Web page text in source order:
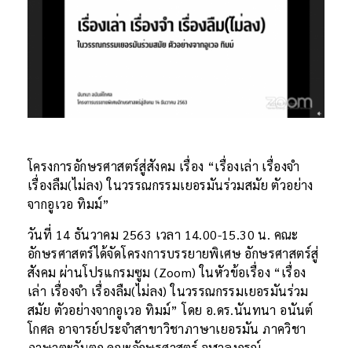
โครงการอักษรศาสตร์สู่สังคม เรื่อง “เรื่องเล่า เรื่องจำ
เรื่องลืม(ไม่ลง) ในวรรณกรรมเยอรมันร่วมสมัย ตัวอย่าง
จากอูเวอ ทิมม์”
วันที่ 14 ธันวาคม 2563 เวลา 14.00-15.30 น. คณะ
อักษรศาสตร์ได้จัดโครงการบรรยายพิเศษ อักษรศาสตร์สู่
สังคม ผ่านโปรแกรมซูม (Zoom) ในหัวข้อเรื่อง “เรื่อง
เล่า เรื่องจำ เรื่องลืม(ไม่ลง) ในวรรณกรรมเยอรมันร่วม
สมัย ตัวอย่างจากอูเวอ ทิมม์” โดย อ.ดร.นันทนา อนันต์
โกศล อาจารย์ประจำสาขาวิชาภาษาเยอรมัน ภาควิชา